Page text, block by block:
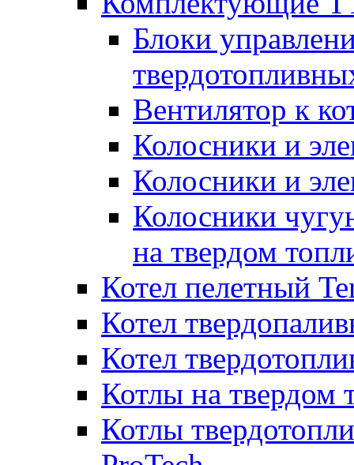
Блоки
Вентилятор к
Колосники и
Колосники и
Колосники
на твердом
Котел пелетный
Котел
Котел
Котлы на твердом
Котлы